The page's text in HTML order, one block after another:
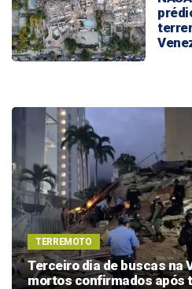
TERREMOTO
Terceiro dia de buscas na
mortos confirmados após